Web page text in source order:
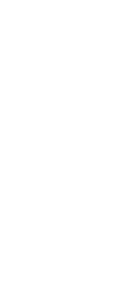
议你考虑使
整个文档都打印
一页上，这样读
页边距、字